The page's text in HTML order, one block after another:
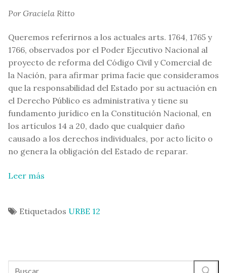
Por Graciela Ritto
Queremos referirnos a los actuales arts. 1764, 1765 y
1766, observados por el Poder Ejecutivo Nacional al
proyecto de reforma del Código Civil y Comercial de
la Nación, para afirmar prima facie que consideramos
que la responsabilidad del Estado por su actuación en
el Derecho Público es administrativa y tiene su
fundamento jurídico en la Constitución Nacional, en
los artículos 14 a 20, dado que cualquier daño
causado a los derechos individuales, por acto lícito o
no genera la obligación del Estado de reparar.
Leer más
Etiquetados URBE 12
Buscar: